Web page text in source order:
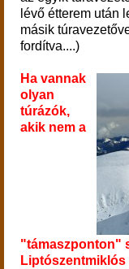
lévő étterem után
másik
fordítva....)
Ha vannak
olyan
túrázók,
akik nem a
"támaszponton"
Liptószentmiklós